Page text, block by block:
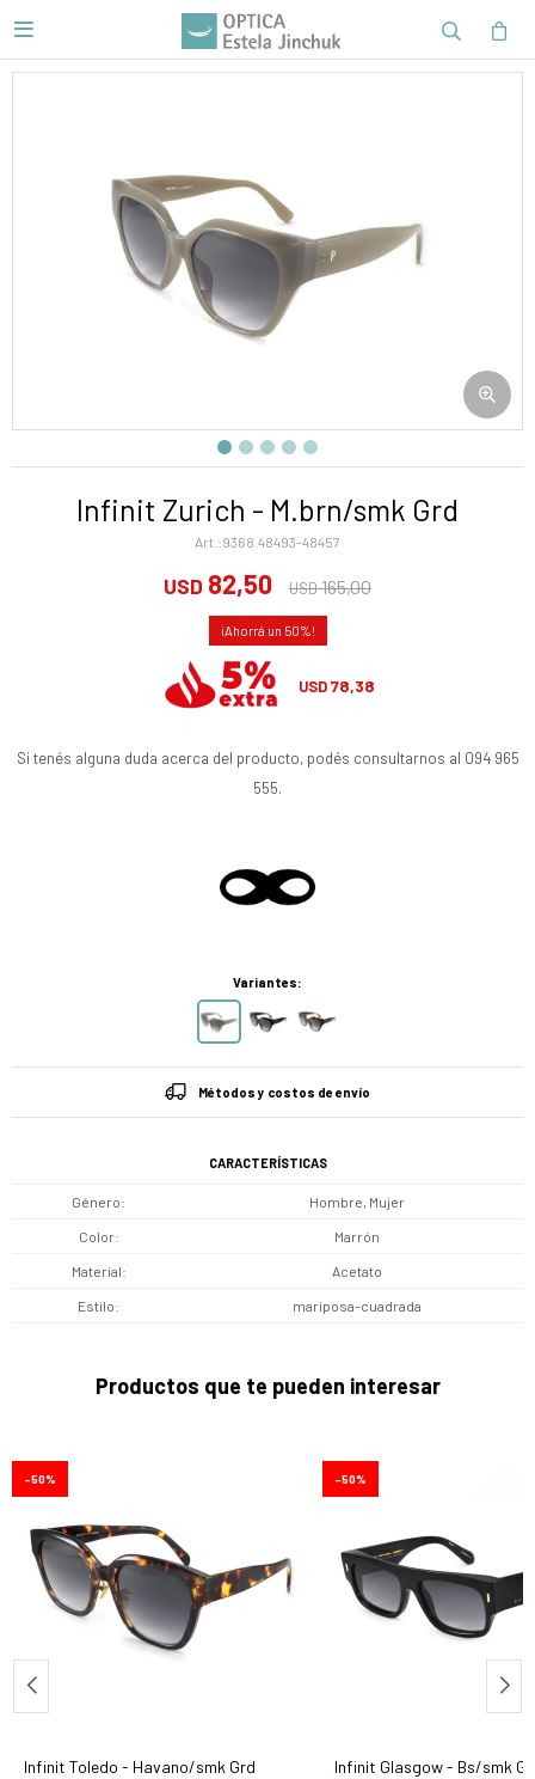

Infinit Zurich - M.brn/smk Grd
9368.48493-48457
USD 82,50 USD165,00
50
USD 78,38
Si tenés alguna duda acerca del producto, podés consultarnos al 094 965
555.
Variantes:
Métodos y costos de envío
CARACTERÍSTICAS
Género Hombre, Mujer
Color Marrón
Material Acetato
Estilo mariposa-cuadrada
Productos que te pueden interesar
Infinit Toledo - Havano/smk Grd
50
Infinit Glasgow - Bs/smk
50